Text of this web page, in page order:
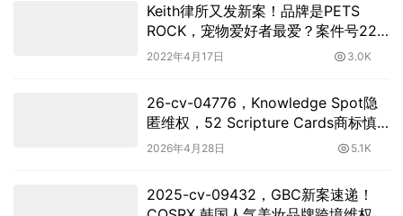
Keith律所又发新案！品牌是PETS
ROCK，宠物爱好者最爱？案件号22-
cv-1663，迅速自查！
2022年4月17日 3.0K
26-cv-04776，Knowledge Spot隐
匿维权，52 Scripture Cards商标慎
用，用TRO冻结风险！
2026年4月28日 5.1K
2025-cv-09432，GBC新案速递！